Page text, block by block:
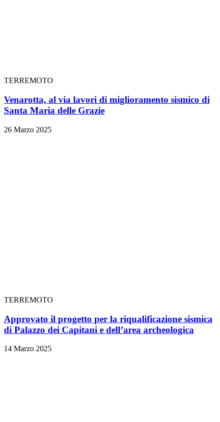
TERREMOTO
Venarotta, al via lavori di miglioramento sismico di
Santa Maria delle Grazie
26 Marzo 2025
TERREMOTO
Approvato il progetto per la riqualificazione sismica
di Palazzo dei Capitani e dell’area archeologica
14 Marzo 2025